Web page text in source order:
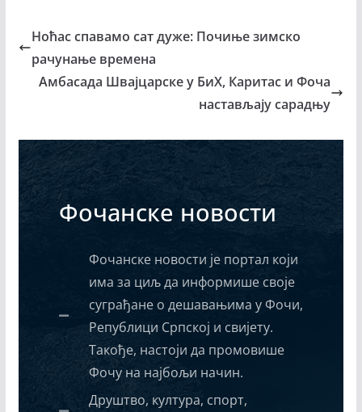
Ноћас спавамо сат дуже: Почиње зимско
рачунање времена
Амбасада Швајцарске у БиХ, Каритас и Фоча
настављају сарадњу
Фочанске новости
Фочанске новости је портал који
има за циљ да информише своје
суграђане о дешавањима у Фочи,
Републици Српској и свијету.
Такође, настоји да промовише
Фочу на најбољи начин.
Друштво, култура, спорт,